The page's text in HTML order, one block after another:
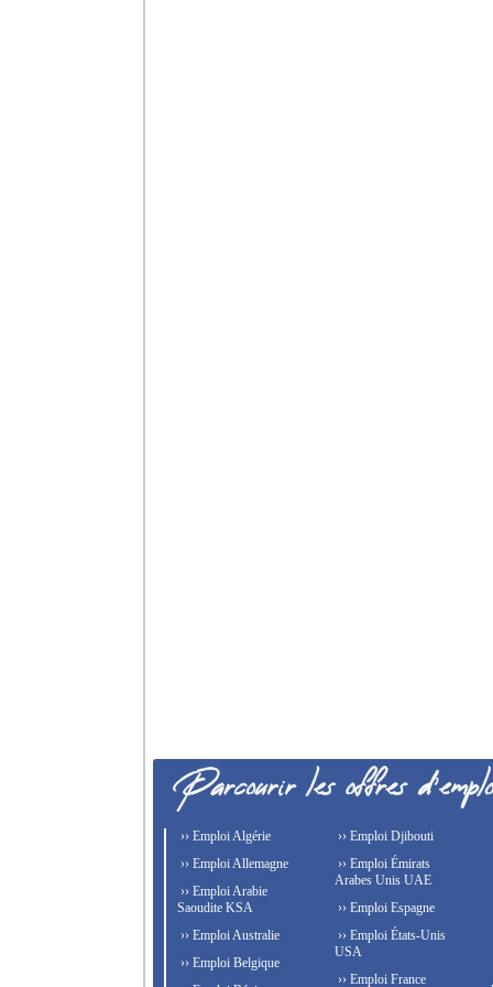
›› Emploi Algérie
›› Emploi Allemagne
›› Emploi Arabie
Saoudite KSA
›› Emploi Australie
›› Emploi Belgique
›› Emploi Djibouti
›› Emploi Émirats
Arabes Unis UAE
›› Emploi Espagne
›› Emploi États-Unis
USA
›› Emploi France